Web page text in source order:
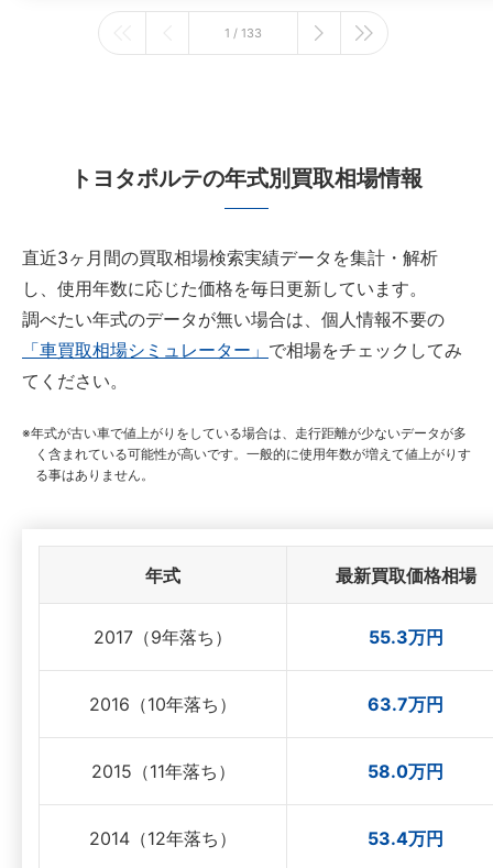
1 / 133
トヨタポルテの年式別買取相場情報
直近3ヶ月間の買取相場検索実績データを集計・解析
し、使用年数に応じた価格を毎日更新しています。
調べたい年式のデータが無い場合は、個人情報不要の
「車買取相場シミュレーター」 で相場をチェックしてみ
てください。
年式が古い車で値上がりをしている場合は、走行距離が少ないデータが多
く含まれている可能性が高いです。一般的に使用年数が増えて値上がりす
る事はありません。
年式 最新買取価格相場
2017（9年落ち） 55.3万円
2016（10年落ち） 63.7万円
2015（11年落ち） 58.0万円
2014（12年落ち） 53.4万円